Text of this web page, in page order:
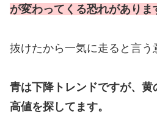
が変わってくる恐れがありま
抜けたから一気に走ると言う
青は下降トレンドですが、
高値を探してます。